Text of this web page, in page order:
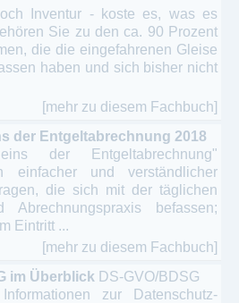
Inventur - koste es, was es
Sie zu den ca. 90 Prozent
die die eingefahrenen Gleise
haben und sich bisher nicht
[mehr zu diesem Fachbuch]
der Entgeltabrechnung 2018
der Entgeltabrechnung"
einfacher und verständlicher
die sich mit der täglichen
Abrechnungspraxis befassen;
Eintritt ...
[mehr zu diesem Fachbuch]
im Überblick DS-GVO/BDSG
zur Datenschutz-